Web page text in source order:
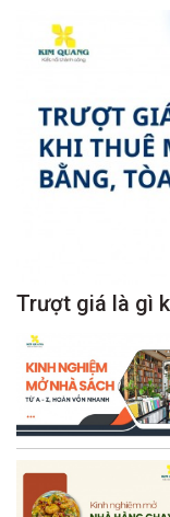
Trượt giá là gì